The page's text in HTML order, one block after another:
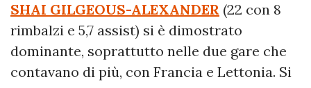
SHAI GILGEOUS-ALEXANDER (22 con 8
rimbalzi e 5,7 assist) si è dimostrato
dominante, soprattutto nelle due gare che
contavano di più, con Francia e Lettonia. Si